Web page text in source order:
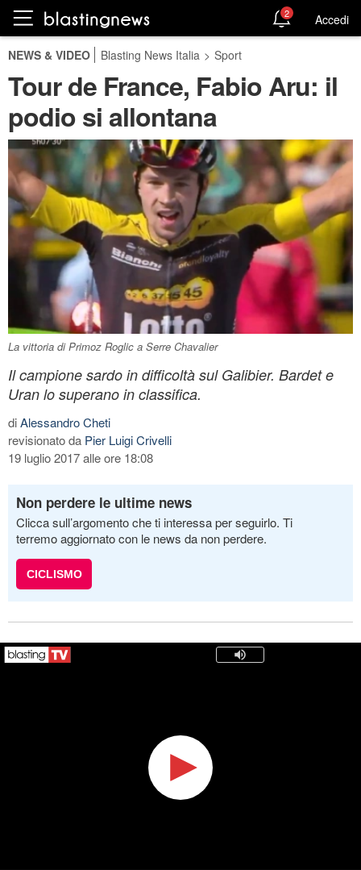
2 Accedi
NEWS & VIDEO Blasting News Italia > Sport
Tour de France, Fabio Aru: il
podio si allontana
La vittoria di Primoz Roglic a Serre Chavalier
Il campione sardo in difficoltà sul Galibier. Bardet e
Uran lo superano in classifica.
diAlessandro Cheti
revisionato da Pier Luigi Crivelli
19 luglio 2017 alle ore 18:08
Non perdere le ultime news
Clicca sull’argomento che ti interessa per seguirlo. Ti
terremo aggiornato con le news da non perdere.
CICLISMO